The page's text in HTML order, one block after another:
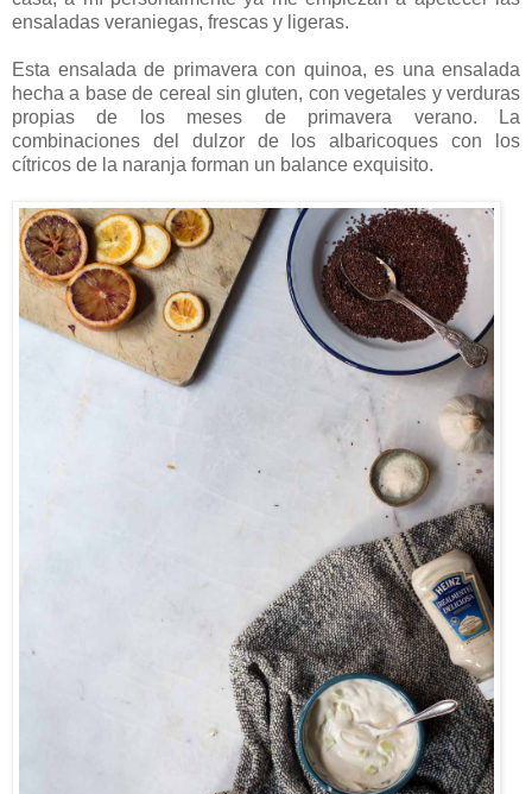
ensaladas veraniegas, frescas y ligeras.
Esta ensalada de primavera con quinoa, es una ensalada
hecha a base de cereal sin gluten, con vegetales y verduras
propias de los meses de primavera verano. La
combinaciones del dulzor de los albaricoques con los
cítricos de la naranja forman un balance exquisito.